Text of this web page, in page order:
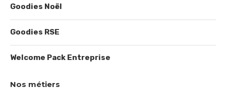
Goodies Noël
Goodies RSE
Welcome Pack Entreprise
Nos métiers